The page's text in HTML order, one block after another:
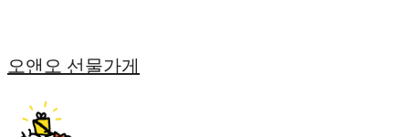
오앤오 선물가게